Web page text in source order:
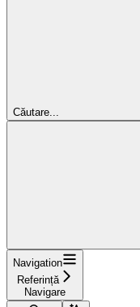
Căutare...
Navigation
Referință
Navigare